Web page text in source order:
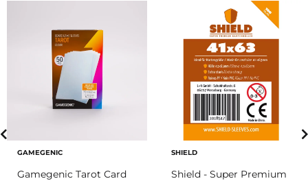
GAMEGENIC
Gamegenic Tarot Card
SHIELD
Shield - Super Premium